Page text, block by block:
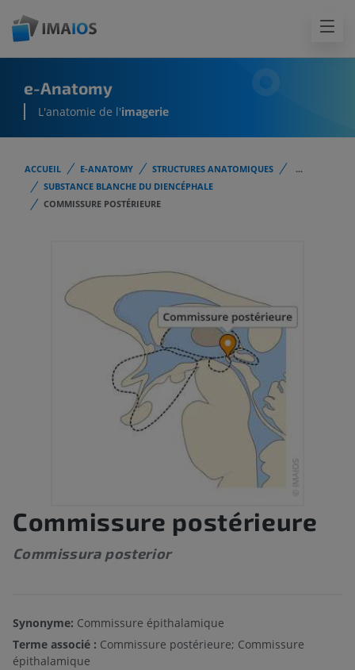
e-Anatomy
L'anatomie de l'imagerie
ACCUEIL E-ANATOMY STRUCTURES ANATOMIQUES
...
SUBSTANCE BLANCHE DU DIENCÉPHALE
COMMISSURE POSTÉRIEURE
Commissure postérieure
Commissura posterior
Synonyme: Commissure épithalamique
Terme associé : Commissure postérieure; Commissure
épithalamique